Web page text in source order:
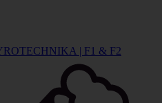
| F1 & F2